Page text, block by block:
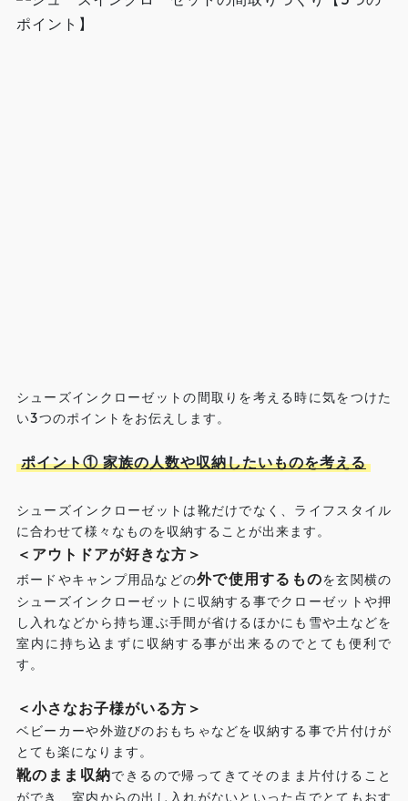
シューズインクローゼットの間取りを考える時に気をつけた
い3つのポイントをお伝えします。
ポイント① 家族の人数や収納したいものを考える
シューズインクローゼットは靴だけでなく、ライフスタイル
に合わせて様々なものを収納することが出来ます。
＜アウトドアが好きな方＞
ボードやキャンプ用品などの外で使用するものを玄関横の
シューズインクローゼットに収納する事でクローゼットや押
し入れなどから持ち運ぶ手間が省けるほかにも雪や土などを
室内に持ち込まずに収納する事が出来るのでとても便利で
す。
＜小さなお子様がいる方＞
ベビーカーや外遊びのおもちゃなどを収納する事で片付けが
とても楽になります。
靴のまま収納できるので帰ってきてそのまま片付けること
ができ、室内からの出し入れがないといった点でとてもおす